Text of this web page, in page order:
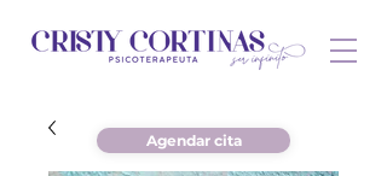
Agendar cita